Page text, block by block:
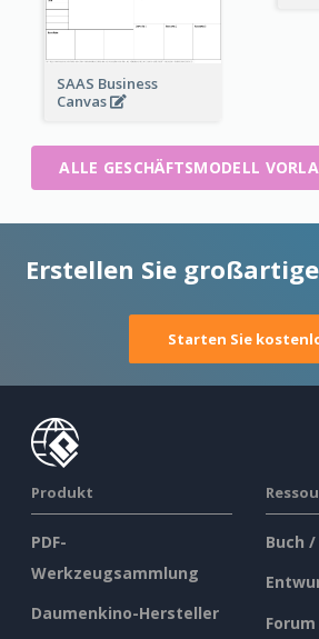
SAAS Business
Canvas
ALLE GESCHÄFTSMODELL
Erstellen Sie
Starten Sie
Produkt
PDF-
Werkzeugsammlung
Daumenkino-Hersteller
Buch
Forum